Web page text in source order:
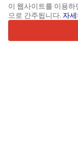
4.7/5
Trustpilot
이 웹사이트를 이용
으로 간주됩니다. 자